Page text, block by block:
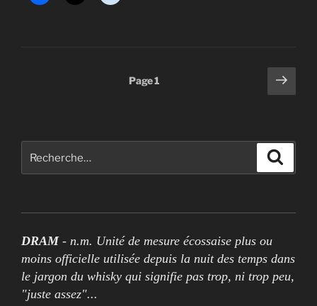
Page1
Page
DRAM- n.m. Unité de mesure écossaise plus ou
moins officielle utilisée depuis la nuit des temps dans
le jargon du whisky qui signifie pas trop, ni trop peu,
"juste assez"...